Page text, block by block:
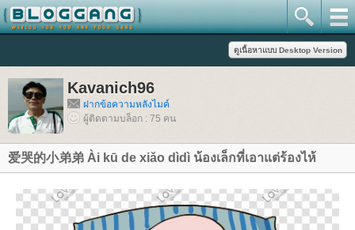
Kavanich96
ฝากข้อความหลังไมค์
ผู้ติดตามบล็อก : 75 คน
爱哭的小弟弟 Ài kū de xiǎo dìdì น้องเล็กที่เอาแต่ร้องไห้